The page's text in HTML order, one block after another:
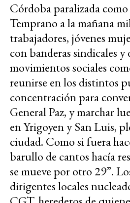
Córdoba paralizada
Temprano a la mañana
trabajadores, jóvenes
con banderas sindicales y
movimientos sociales
reunirse en los distintos
concentración para
General Paz, y marchar
en Yrigoyen y San Luis,
ciudad. Como si fuera
barullo de cantos hacía
se mueve por otro 29”.
dirigentes locales